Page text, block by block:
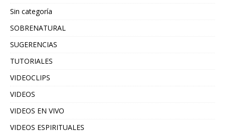
Sin categoría
SOBRENATURAL
SUGERENCIAS
TUTORIALES
VIDEOCLIPS
VIDEOS
VIDEOS EN VIVO
VIDEOS ESPIRITUALES